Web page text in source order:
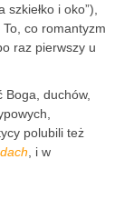
i oko”),
To, co romantyzm
raz pierwszy u
Boga, duchów,
polubili też
, i w